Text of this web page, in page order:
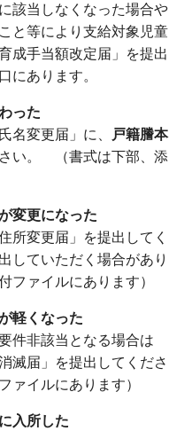
該当しなくなった場合や
と等により支給対象児童
成手当額改定届」を提出
にあります。
った
名変更届」に、
戸籍謄本
い。 （書式は下部、添
変更になった
所変更届」を提出してく
していただく場合があり
ファイルにあります）
軽くなった
件非該当となる場合は
滅届」を提出してくださ
ァイルにあります）
入所した